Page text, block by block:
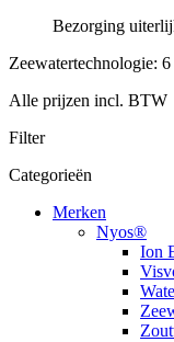
Bezorging
Zeewatertechnologie:
Alle prijzen incl. BTW
Filter
Categorieën
Merken
Nyos®
Ion